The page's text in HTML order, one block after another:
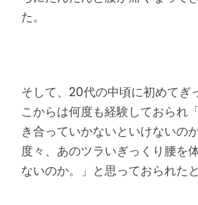
た。
そして、20代の中頃に初めてぎ
こからは何度も経験しておられ
き合っていかないといけないの
度々、あのツラいぎっくり腰を
ないのか。」と思っておられた